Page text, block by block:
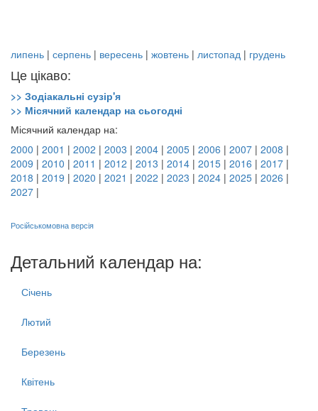
липень | серпень | вересень | жовтень | листопад | грудень
Це цікаво:
>> Зодіакальні сузір'я
>> Місячний календар на сьогодні
Місячний календар на:
2000 | 2001 | 2002 | 2003 | 2004 | 2005 | 2006 | 2007 | 2008 |
2009 | 2010 | 2011 | 2012 | 2013 | 2014 | 2015 | 2016 | 2017 |
2018 | 2019 | 2020 | 2021 | 2022 | 2023 | 2024 | 2025 | 2026 |
2027 |
Російськомовна версія
Детальний календар на:
Січень
Лютий
Березень
Квітень